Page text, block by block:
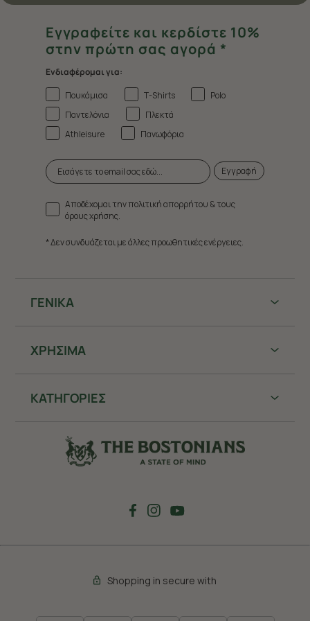
ΓΕΝΙΚΑ
ΧΡHΣΙΜΑ
ΚΑΤΗΓΟΡΙΕΣ
Εγγραφείτε και κερδίστε 10%
στην πρώτη σας αγορά *
Ενδιαφέρομαι για:
Πουκάμισα
T-Shirts
Polo
Παντελόνια
Πλεκτά
Athleisure
Πανωφόρια
Εγγραφή
Αποδέχομαι την πολιτική απορρήτου & τους
όρους χρήσης.
* Δεν συνδυάζεται με άλλες προωθητικές ενέργειες.
Shopping in secure with